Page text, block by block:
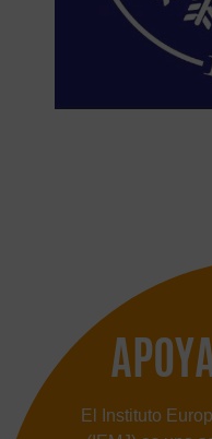
El Instituto